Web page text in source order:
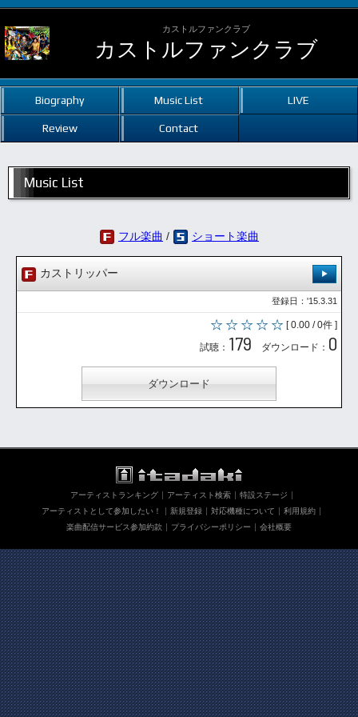
カストルファンクラブ
カストルファンクラブ
Biography Music List LIVE
Review Contact
Music List
フル楽曲 / ショート楽曲
カストリッパー
登録日：'15.3.31
[ 0.00 / 0件 ]
試聴： 179 ダウンロード： 0
ダウンロード
アーティストランキング アーティスト検索
特設ステージ
アーティストとして参加したい！
新規登録 対応機種について
利用規約
楽曲配信サービス参加約款
プライバシーポリシー 会社概要